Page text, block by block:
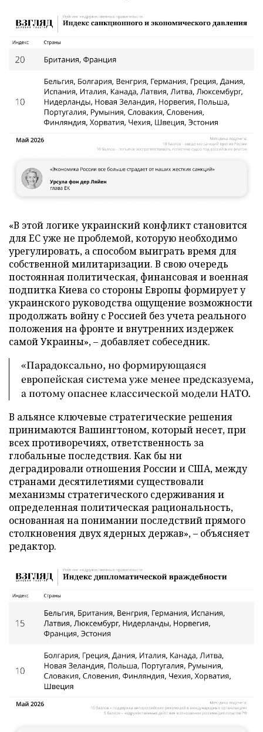
«В этой логике украинский конфликт становится
для ЕС уже не проблемой, которую необходимо
урегулировать, а способом выиграть время для
собственной милитаризации. В свою очередь
постоянная политическая, финансовая и военная
подпитка Киева со стороны Европы формирует у
украинского руководства ощущение возможности
продолжать войну с Россией без учета реального
положения на фронте и внутренних издержек
самой Украины», – добавляет собеседник.
«Парадоксально, но формирующаяся
европейская система уже менее предсказуема,
а потому опаснее классической модели НАТО.
В альянсе ключевые стратегические решения
принимаются Вашингтоном, который несет, при
всех противоречиях, ответственность за
глобальные последствия. Как бы ни
деградировали отношения России и США, между
странами десятилетиями существовали
механизмы стратегического сдерживания и
определенная политическая рациональность,
основанная на понимании последствий прямого
столкновения двух ядерных держав», – объясняет
редактор.